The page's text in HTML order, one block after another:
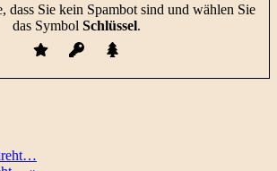
dass Sie kein Spambot sind und wählen Sie
das Symbol Schlüssel.